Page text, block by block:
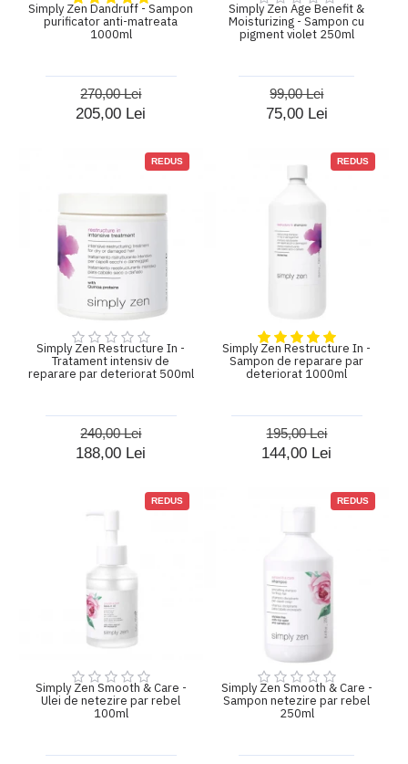
Simply Zen Dandruff - Sampon
purificator anti-matreata
1000ml
205,00 Lei
270,00 Lei
Simply Zen Age Benefit &
Moisturizing - Sampon cu
pigment violet 250ml
75,00 Lei
99,00 Lei
REDUS
Simply Zen Restructure In -
Tratament intensiv de
reparare par deteriorat 500ml
188,00 Lei
240,00 Lei
REDUS
Simply Zen Restructure In -
Sampon de reparare par
deteriorat 1000ml
144,00 Lei
195,00 Lei
REDUS
Simply Zen Smooth & Care -
Ulei de netezire par rebel
100ml
REDUS
Simply Zen Smooth & Care -
Sampon netezire par rebel
250ml